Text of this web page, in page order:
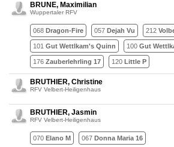
BRUNE, Maximilian
Wuppertaler RFV
068 Dragon-Fire 057 Dejah Vu 212
101 Gut Wettlkam's Quinn 100 Gut
176 Zauberlehrling 17 120 Little P
BRUTHIER, Christine
RFV Velbert-Heiligenhaus
BRUTHIER, Jasmin
RFV Velbert-Heiligenhaus
070 Elano M 067 Donna Maria 16